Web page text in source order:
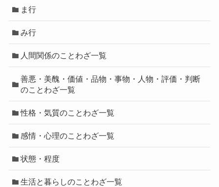
ま行
み行
人間関係のことわざ一覧
善悪・美醜・価値・品物・事物・人物・評価・判断
のことわざ一覧
性格・気質のことわざ一覧
感情・心理のことわざ一覧
状態・程度
生活と暮らしのことわざ一覧